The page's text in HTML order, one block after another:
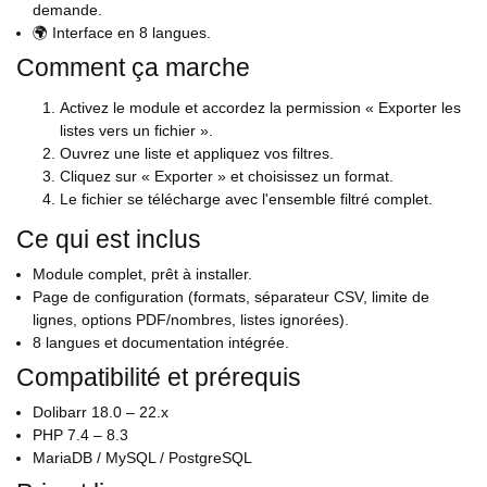
demande.
🌍 Interface en 8 langues.
Comment ça marche
Activez le module et accordez la permission « Exporter les
listes vers un fichier ».
Ouvrez une liste et appliquez vos filtres.
Cliquez sur « Exporter » et choisissez un format.
Le fichier se télécharge avec l'ensemble filtré complet.
Ce qui est inclus
Module complet, prêt à installer.
Page de configuration (formats, séparateur CSV, limite de
lignes, options PDF/nombres, listes ignorées).
8 langues et documentation intégrée.
Compatibilité et prérequis
Dolibarr 18.0 – 22.x
PHP 7.4 – 8.3
MariaDB / MySQL / PostgreSQL